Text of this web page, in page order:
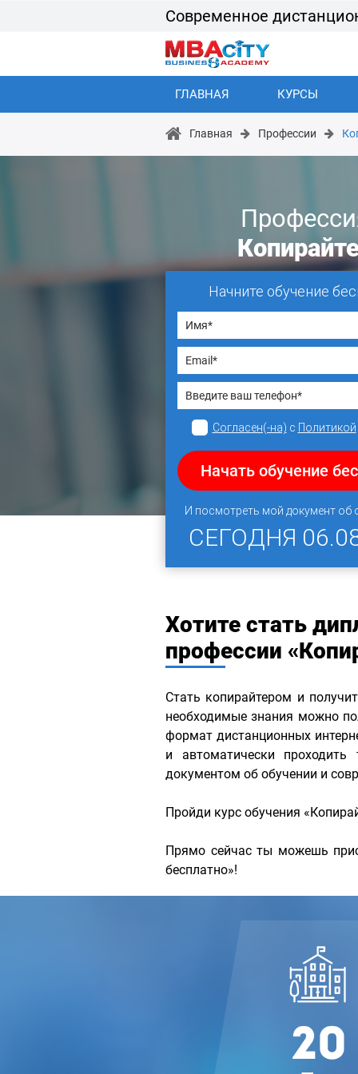
Современное
ГЛАВНАЯ КУРСЫ
Главная Профессии
Начните обучение
Согласен(-на) с Политикой
Начать обучение
И посмотреть мой документ об
СЕГОДНЯ
Хотите стать
профессии
Стать копирайтером и
необходимые знания можно
формат дистанционных
и автоматически
документом об обучении и
Пройди курс обучения
Прямо сейчас ты можешь
бесплатно»!